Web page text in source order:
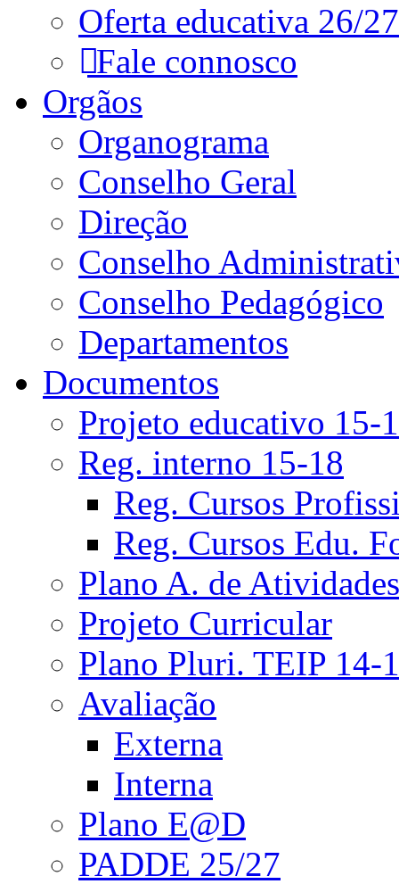
Oferta educativa 26/27
Fale connosco
Orgãos
Organograma
Conselho Geral
Direção
Conselho
Conselho Pedagógico
Departamentos
Documentos
Projeto educativo 15-
Reg. interno 15-18
Reg. Cursos
Reg. Cursos Edu.
Plano A. de Atividades
Projeto Curricular
Plano Pluri. TEIP 14-
Avaliação
Externa
Interna
Plano E@D
PADDE 25/27